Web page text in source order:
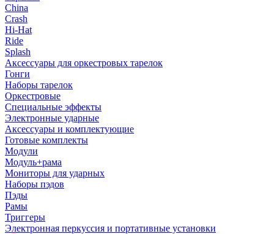
China
Crash
Hi-Hat
Ride
Splash
Аксессуары для оркестровых тарелок
Гонги
Наборы тарелок
Оркестровые
Специальные эффекты
Электронные ударные
Аксессуары и комплектующие
Готовые комплекты
Модули
Модуль+рама
Мониторы для ударных
Наборы пэдов
Пэды
Рамы
Триггеры
Электронная перкуссия и портативные установки